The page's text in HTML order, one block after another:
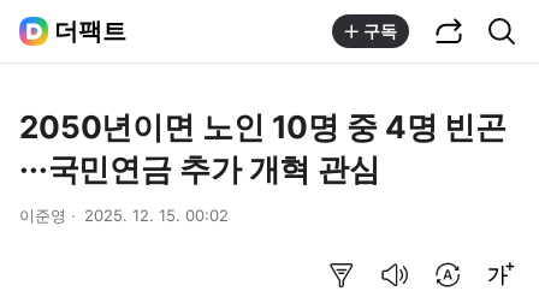
더팩트 구독
2050년이면 노인 10명 중 4명 빈곤
···국민연금 추가 개혁 관심
이준영 2025. 12. 15. 00:02